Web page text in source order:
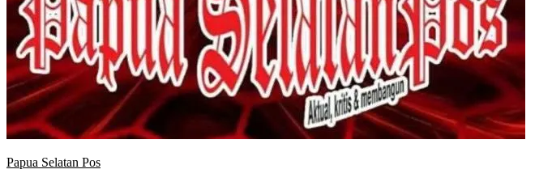
Papua Selatan Pos